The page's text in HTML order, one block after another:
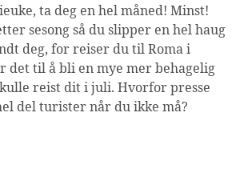
ta deg en hel måned! Minst!
sesong så du slipper en hel haug
deg, for reiser du til Roma i
det til å bli en mye mer behagelig
reist dit i juli. Hvorfor presse
del turister når du ikke må?